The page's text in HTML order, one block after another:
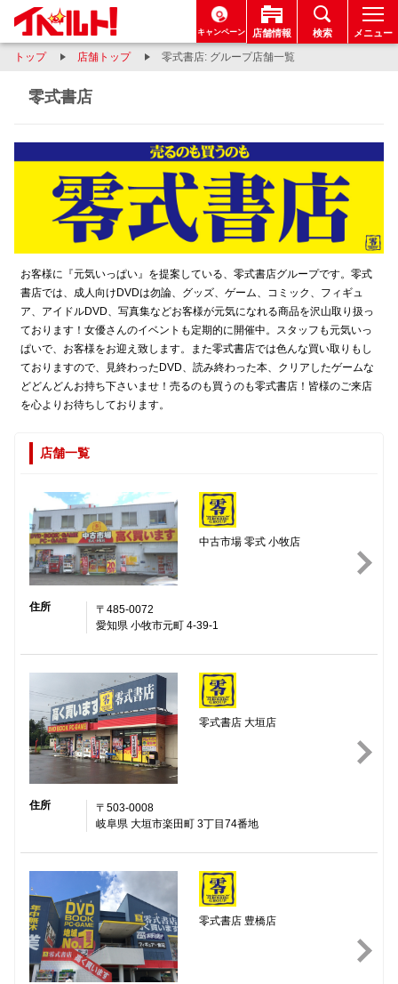
キャンペーン 店舗情報 検索 メニュー
トップ 店舗トップ 零式書店: グループ店舗一覧
零式書店
お客様に『元気いっぱい』を提案している、零式書店グループです。零式
書店では、成人向けDVDは勿論、グッズ、ゲーム、コミック、フィギュ
ア、アイドルDVD、写真集などお客様が元気になれる商品を沢山取り扱っ
ております！女優さんのイベントも定期的に開催中。スタッフも元気いっ
ぱいで、お客様をお迎え致します。また零式書店では色んな買い取りもし
ておりますので、見終わったDVD、読み終わった本、クリアしたゲームな
どどんどんお持ち下さいませ！売るのも買うのも零式書店！皆様のご来店
を心よりお待ちしております。
店舗一覧
中古市場 零式 小牧店
住所
〒485-0072
愛知県 小牧市元町 4-39-1
零式書店 大垣店
住所
〒503-0008
岐阜県 大垣市楽田町 3丁目74番地
零式書店 豊橋店